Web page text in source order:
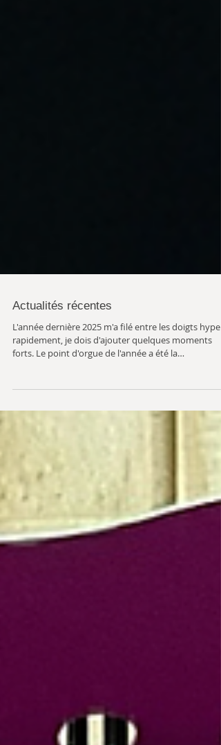
L'année dernière 2025 m'a filé entre les doigts hyper
forts. Le point d'orgue de l'année a été la
collaboration autour du spectacle "Deset, dvacet,
brácha v břiše" (Dix, vingt, frère dans le ventre ».
l'égide de Damúza, un spectacle pour enfants et une
seule comédienne a vu le jour. Intitulé « Dix, vingt,
frère dans le ventre), il met en scène Mirka
Bělohlávková sous la direction de Markéta
en collaboration avec la